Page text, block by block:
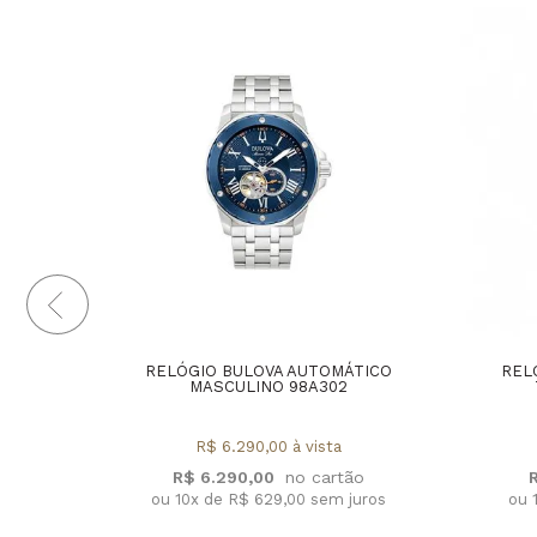
RELÓGIO BULOVA AUTOMÁTICO
MASCULINO 98A302
R$ 6.290,00
R$ 6.290,00 à vista
ou 10x de R$ 629,00 sem juros ou